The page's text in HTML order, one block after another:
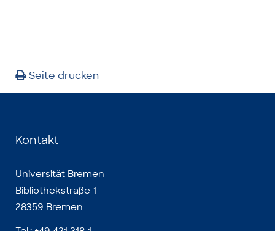
Seite drucken
Kontakt
Universität Bremen
Bibliothekstraße 1
28359 Bremen